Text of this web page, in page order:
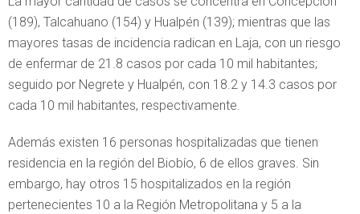
(189), Talcahuano (154) y Hualpén (139); mientras que las
mayores tasas de incidencia radican en Laja, con un riesgo
de enfermar de 21.8 casos por cada 10 mil habitantes;
seguido por Negrete y Hualpén, con 18.2 y 14.3 casos por
cada 10 mil habitantes, respectivamente.
Además existen 16 personas hospitalizadas que tienen
residencia en la región del Biobío, 6 de ellos graves. Sin
embargo, hay otros 15 hospitalizados en la región
pertenecientes 10 a la Región Metropolitana y 5 a la